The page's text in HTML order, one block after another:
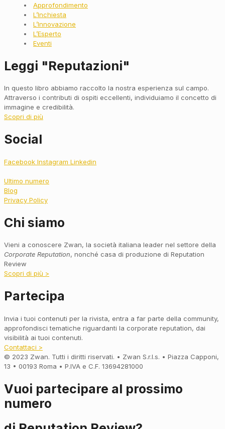
Approfondimento
L’Inchiesta
L’Innovazione
L’Esperto
Eventi
Leggi "Reputazioni"
In questo libro abbiamo raccolto la nostra esperienza sul campo.
Attraverso i contributi di ospiti eccellenti, individuiamo il concetto di
immagine e credibilità.
Scopri di più
Social
Facebook Instagram Linkedin
Ultimo numero
Blog
Privacy Policy
Chi siamo
Vieni a conoscere Zwan, la società italiana leader nel settore della
Corporate Reputation, nonché casa di produzione di Reputation
Review
Scopri di più >
Partecipa
Invia i tuoi contenuti per la rivista, entra a far parte della community,
approfondisci tematiche riguardanti la corporate reputation, dai
visibilità ai tuoi contenuti.
Contattaci >
© 2023 Zwan. Tutti i diritti riservati. • Zwan S.r.l.s. • Piazza Capponi,
13 • 00193 Roma • P.IVA e C.F. 13694281000
Vuoi partecipare al prossimo
numero